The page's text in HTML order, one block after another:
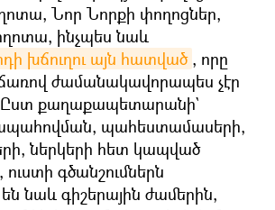
Նոր Նորքի փողոցներ,
ինչպես նաև
խճուղու այն հատված , որը
ժամանակավորապես չէր
Ըստ քաղաքապետարանի`
պահեստամասերի,
ներկերի հետ կապված
գծանշումներն
նաև գիշերային ժամերին,